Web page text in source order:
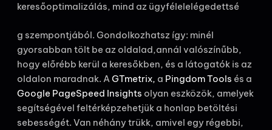
keresőoptimalizálás, mind az ügyfélelelégedettsé
g szempontjából. Gondolkozhatsz így: minél
gyorsabban tölt be az oldalad,annál valószínűbb,
hogy előrébb kerül a keresőkben, és a látogatók is az
oldalon maradnak. A GTmetrix, a Pingdom Tools és a
Google PageSpeed Insights olyan eszközök, amelyek
segítségével feltérképzehetjük a honlap betöltési
sebességét. Van néhány trükk, amivel egy régebbi,